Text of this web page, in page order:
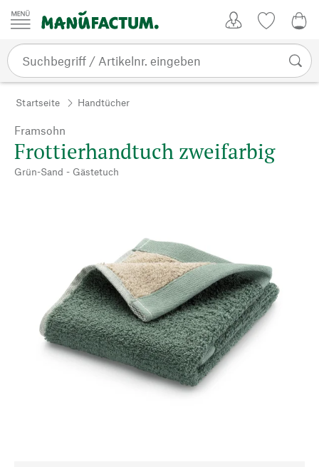
Zum Inhalt springen
Startseite Handtücher
Framsohn
Frottierhandtuch zweifarbig
Grün-Sand - Gästetuch